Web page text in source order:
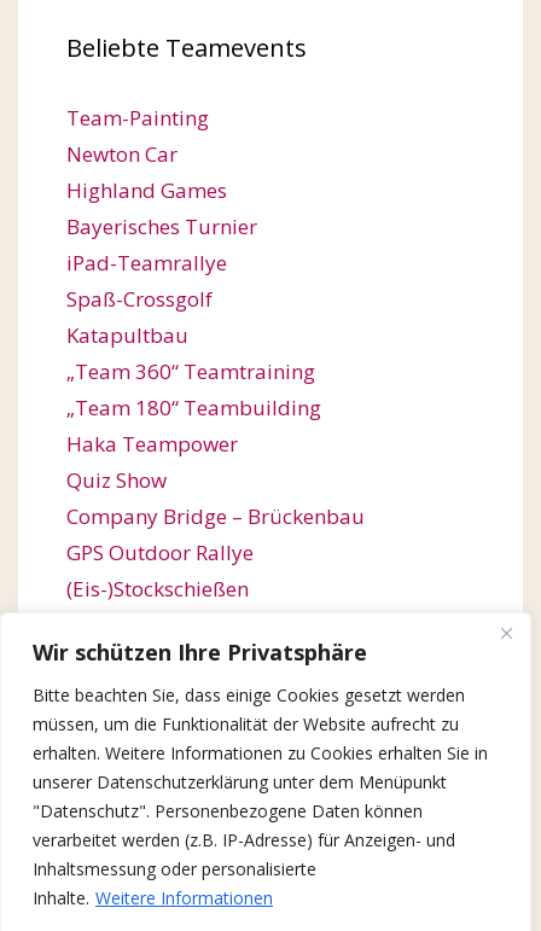
Wir schützen Ihre Privatsphäre
Bitte beachten Sie, dass einige Cookies gesetzt werden
müssen, um die Funktionalität der Website aufrecht zu
erhalten. Weitere Informationen zu Cookies erhalten Sie in
unserer Datenschutzerklärung unter dem Menüpunkt
"Datenschutz". Personenbezogene Daten können
verarbeitet werden (z.B. IP-Adresse) für Anzeigen- und
Inhaltsmessung oder personalisierte
Inhalte. Weitere Informationen
Beliebte Teamevents
Team-Painting
Newton Car
Highland Games
Bayerisches Turnier
iPad-Teamrallye
Spaß-Crossgolf
Katapultbau
„Team 360“ Teamtraining
„Team 180“ Teambuilding
Haka Teampower
Quiz Show
Company Bridge – Brückenbau
GPS Outdoor Rallye
(Eis-)Stockschießen
Orienteering / Orientierungswanderung
Outdoor Team Challenge
Kugelbahn-Bau / Roller Coaster
Winter Games
X-Mas Quiz Show
Lebkuchen-Baumeister